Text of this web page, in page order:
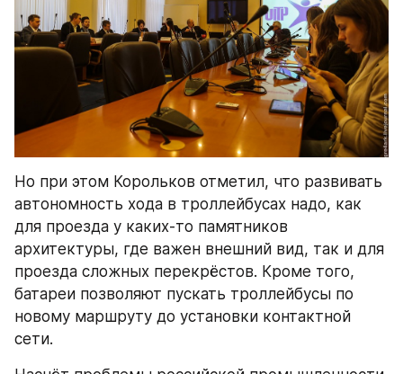
Но при этом Корольков отметил, что развивать
автономность хода в троллейбусах надо, как
для проезда у каких-то памятников
архитектуры, где важен внешний вид, так и для
проезда сложных перекрёстов. Кроме того,
батареи позволяют пускать троллейбусы по
новому маршруту до установки контактной
сети.